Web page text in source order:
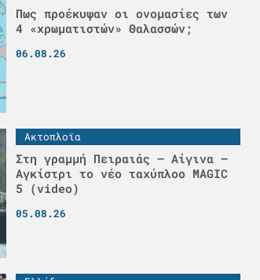
Πως προέκυψαν οι ονομασίες των
4 «χρωματιστών» Θαλασσών;
06.08.26
Ακτοπλοϊα
Στη γραμμή Πειραιάς – Αίγινα –
Αγκίστρι το νέο ταχύπλοο MAGIC
5 (video)
05.08.26